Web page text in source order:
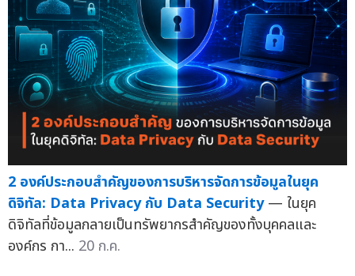
2 องค์ประกอบสำคัญของการบริหารจัดการข้อมูลในยุค
ดิจิทัล: Data Privacy กับ Data Security — ในยุค
ดิจิทัลที่ข้อมูลกลายเป็นทรัพยากรสำคัญของทั้งบุคคลและ
องค์กร กา... 20 ก.ค.